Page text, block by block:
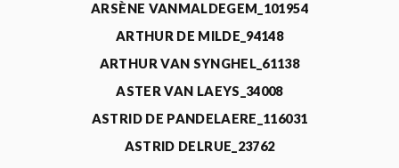
ARSÈNE VANMALDEGEM_101954
ARTHUR DE MILDE_94148
ARTHUR VAN SYNGHEL_61138
ASTER VAN LAEYS_34008
ASTRID DE PANDELAERE_116031
ASTRID DELRUE_23762